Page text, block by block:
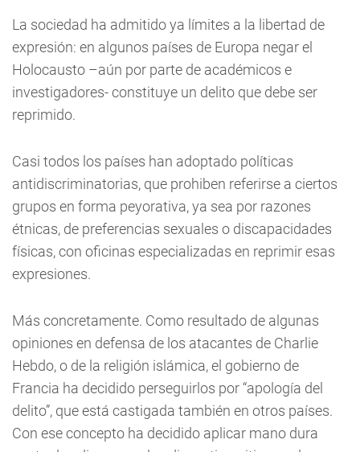
La sociedad ha admitido ya límites a la libertad de
expresión: en algunos países de Europa negar el
Holocausto –aún por parte de académicos e
investigadores- constituye un delito que debe ser
reprimido.
Casi todos los países han adoptado políticas
antidiscriminatorias, que prohiben referirse a ciertos
grupos en forma peyorativa, ya sea por razones
étnicas, de preferencias sexuales o discapacidades
físicas, con oficinas especializadas en reprimir esas
expresiones.
Más concretamente. Como resultado de algunas
opiniones en defensa de los atacantes de Charlie
Hebdo, o de la religión islámica, el gobierno de
Francia ha decidido perseguirlos por “apología del
delito”, que está castigada también en otros países.
Con ese concepto ha decidido aplicar mano dura